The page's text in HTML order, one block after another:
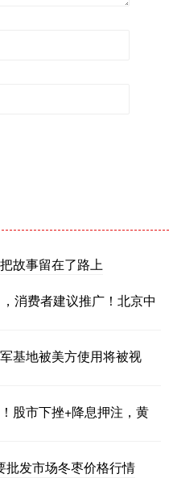
故事留在了路上
消费者建议推广！北京中
基地被美方使用将被视
股市下挫+降息押注，黄
批发市场冬枣价格行情